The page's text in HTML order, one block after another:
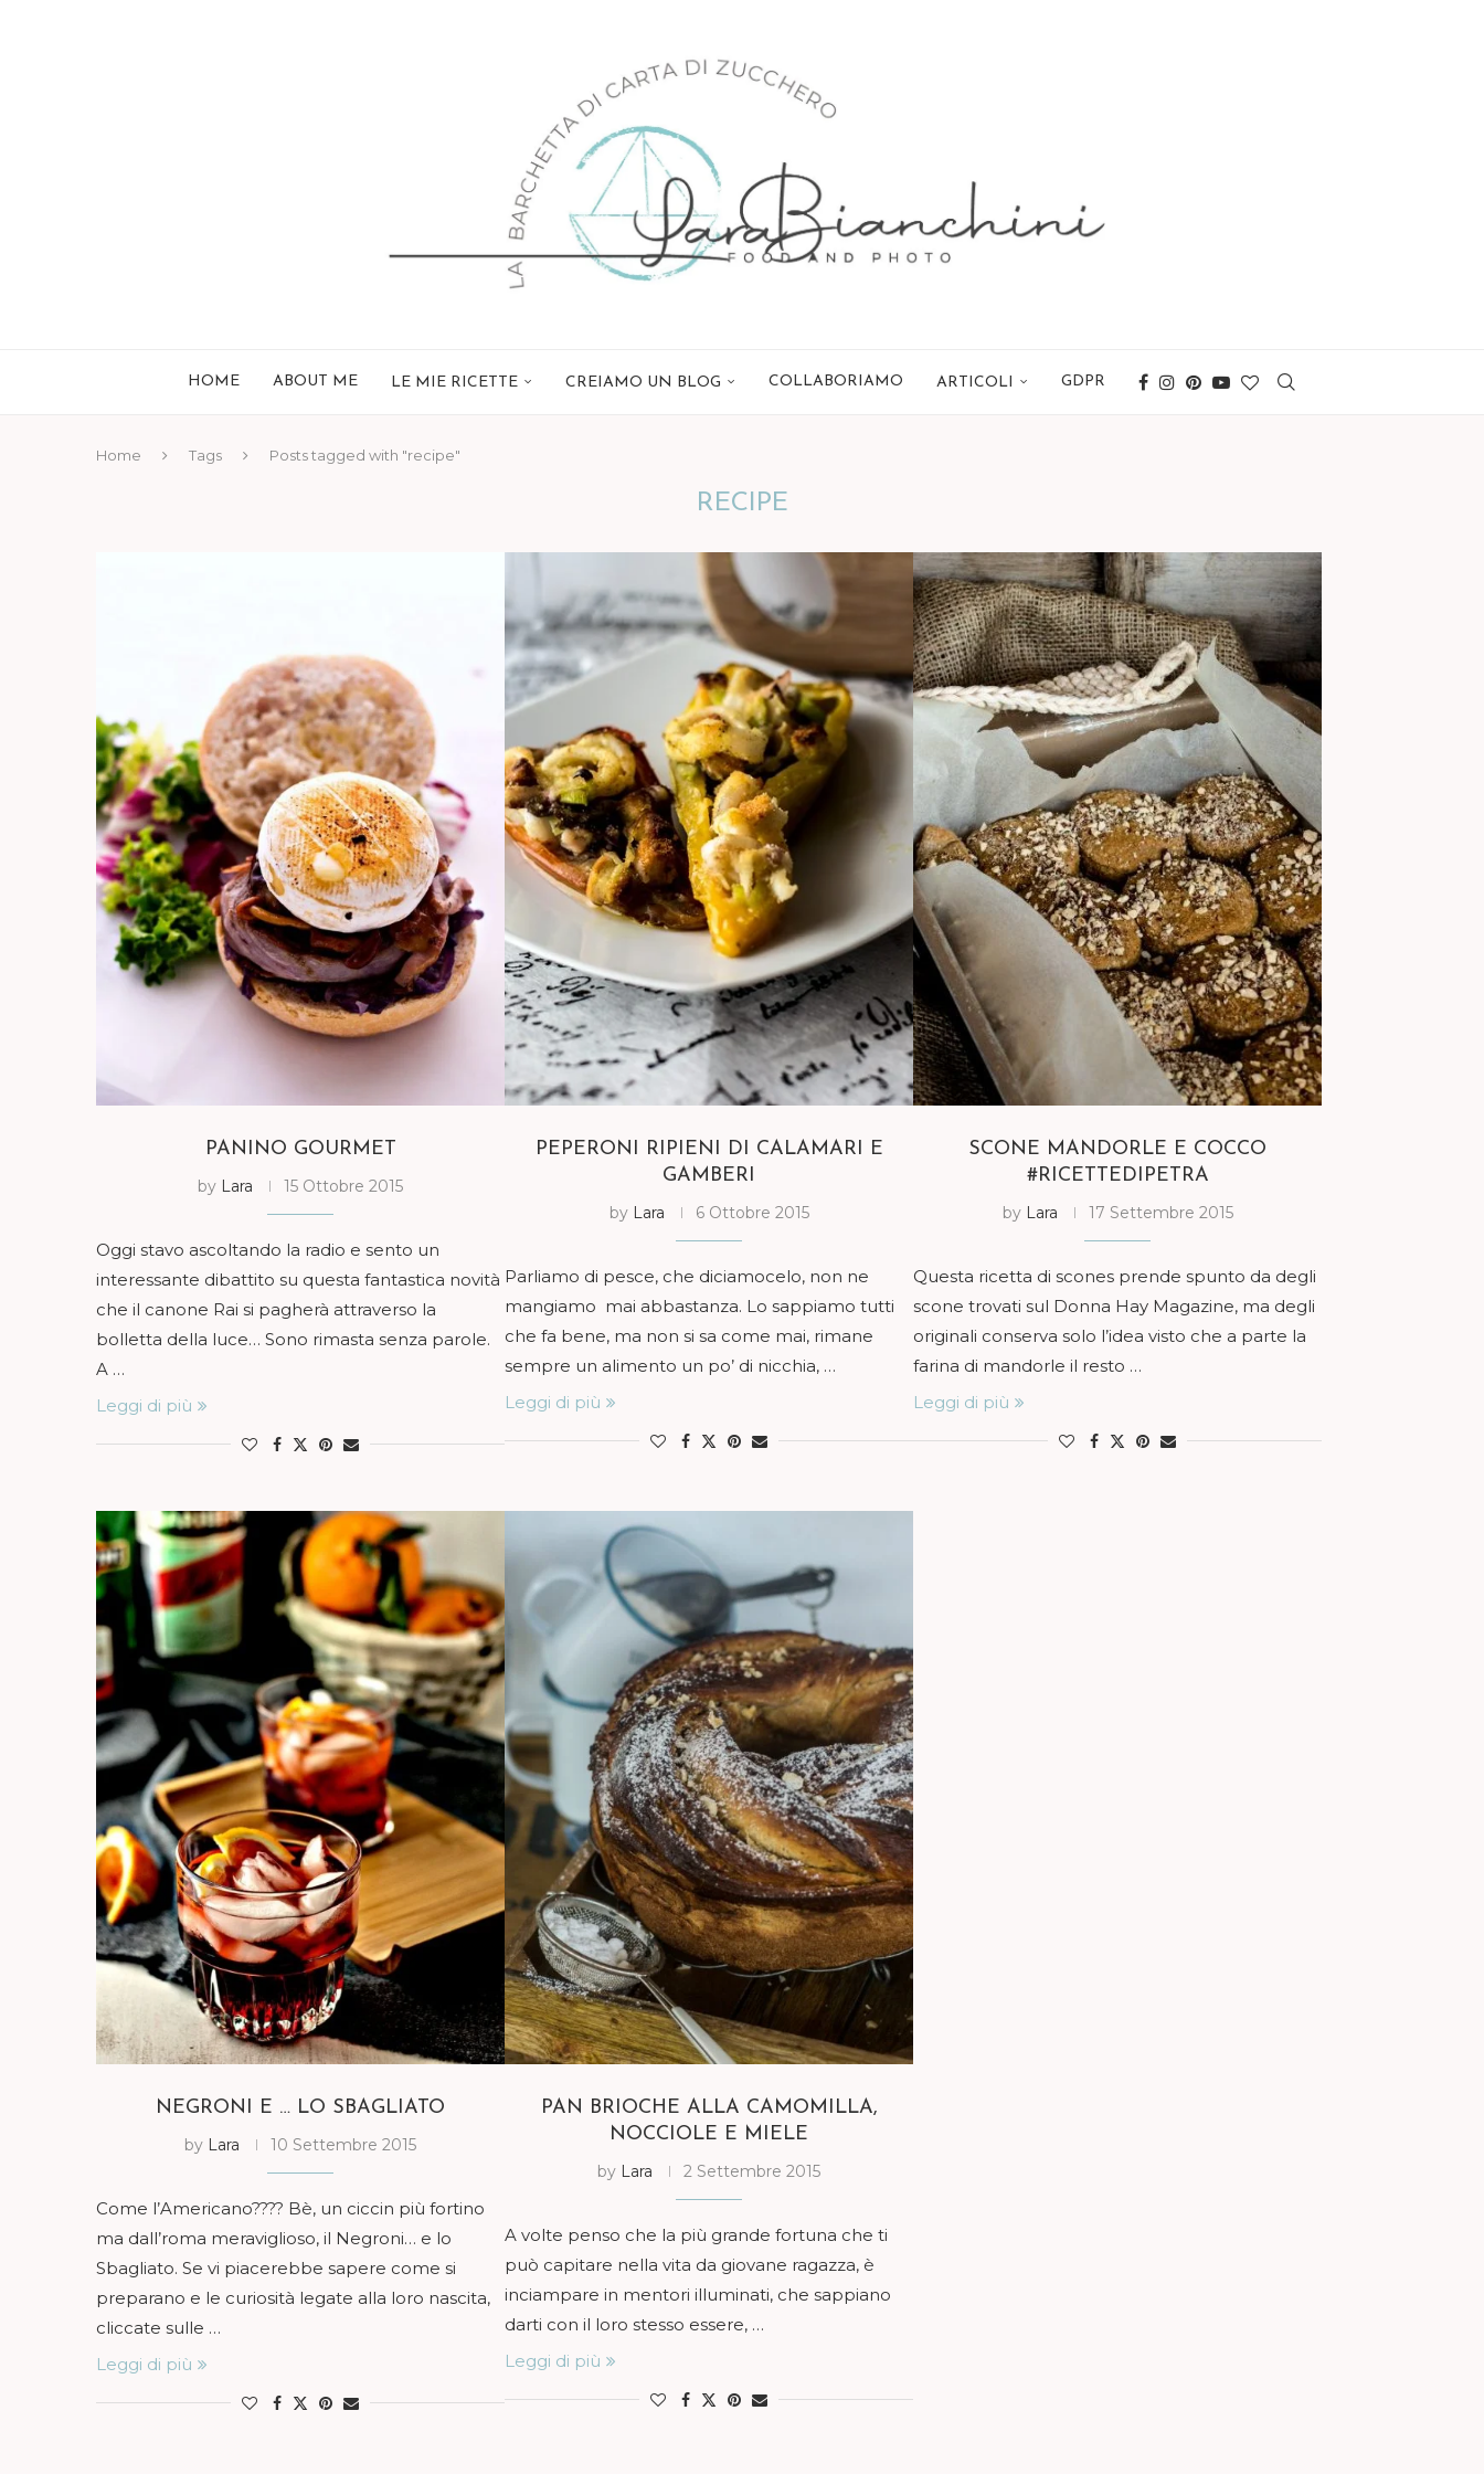
HOME ABOUT ME LE MIE RICETTE CREIAMO UN BLOG COLLABORIAMO ARTICOLI GDPR
Home Tags Posts tagged with "recipe"
RECIPE
PANINO GOURMET
by Lara 15 Ottobre 2015
Oggi stavo ascoltando la radio e sento un
interessante dibattito su questa fantastica novità
che il canone Rai si pagherà attraverso la
bolletta della luce… Sono rimasta senza parole.
A …
Leggi di più
PEPERONI RIPIENI DI CALAMARI E
GAMBERI
by Lara 6 Ottobre 2015
Parliamo di pesce, che diciamocelo, non ne
mangiamo mai abbastanza. Lo sappiamo tutti
che fa bene, ma non si sa come mai, rimane
sempre un alimento un po’ di nicchia, …
Leggi di più
SCONE MANDORLE E COCCO
#RICETTEDIPETRA
by Lara 17 Settembre 2015
Questa ricetta di scones prende spunto da degli
scone trovati sul Donna Hay Magazine, ma degli
originali conserva solo l’idea visto che a parte la
farina di mandorle il resto …
Leggi di più
NEGRONI E … LO SBAGLIATO
by Lara 10 Settembre 2015
Come l’Americano???? Bè, un ciccin più fortino
ma dall’roma meraviglioso, il Negroni… e lo
Sbagliato. Se vi piacerebbe sapere come si
preparano e le curiosità legate alla loro nascita,
cliccate sulle …
Leggi di più
PAN BRIOCHE ALLA CAMOMILLA,
NOCCIOLE E MIELE
by Lara 2 Settembre 2015
A volte penso che la più grande fortuna che ti
può capitare nella vita da giovane ragazza, è
inciampare in mentori illuminati, che sappiano
darti con il loro stesso essere, …
Leggi di più